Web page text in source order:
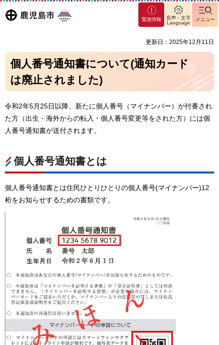
鹿児島
マグ
マシ
緊急情報
音声・文字
Language
メニュー
更新日：2025年12月11日
個人番号通知書について(通知カード
は廃止されました)
令和2年5月25日以降、新たに個人番号（マイナンバー）が付番され
た方（出生・海外からの転入・個人番号変更等をされた方）には個
人番号通知書が送付されます。
個人番号通知書とは
個人番号通知書とは住民ひとりひとりの個人番号(マイナンバー)12
桁をお知らせするための書類です。